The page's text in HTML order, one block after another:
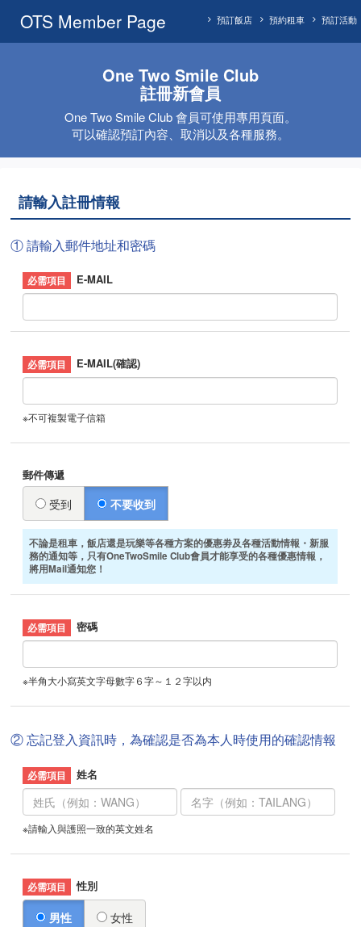
OTS Member Page 預訂活動
預約租車
預訂飯店
One Two Smile Club
註冊新會員
One Two Smile Club 會員可使用專用頁面。
可以確認預訂內容、取消以及各種服務。
請輸入註冊情報
① 請輸入郵件地址和密碼
E-MAIL
E-MAIL(確認)
※不可複製電子信箱
郵件傳遞
受到 不要收到
不論是租車，飯店還是玩樂等各種方案的優惠劵及各種活動情報・新服
務的通知等，只有OneTwoSmile Club會員才能享受的各種優惠情報，
將用Mail通知您！
密碼
※半角大小寫英文字母數字６字～１２字以内
② 忘記登入資訊時，為確認是否為本人時使用的確認情報
姓名
※請輸入與護照一致的英文姓名
性別
男性 女性